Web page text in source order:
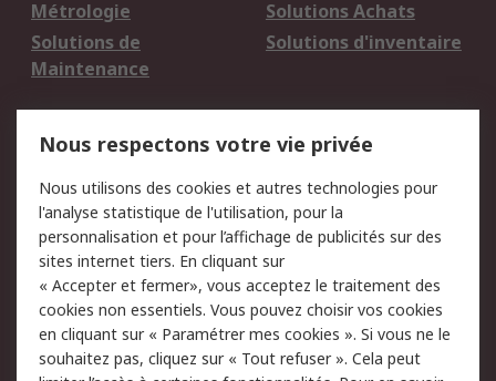
Métrologie
Solutions Achats
Solutions de
Maintenance
Solutions d'inventaire
du site
Politique de protection
des données - Mise à
jour
Sécurité des E-mails
Conditions générales
de vente
Politique anti-
corruption
Campagnes marketing
Nous respectons votre vie privée
Nous utilisons des cookies et autres technologies pour
l'analyse statistique de l'utilisation, pour la
personnalisation et pour l’affichage de publicités sur des
sites internet tiers. En cliquant sur
« Accepter et fermer», vous acceptez le traitement des
cookies non essentiels. Vous pouvez choisir vos cookies
en cliquant sur « Paramétrer mes cookies ». Si vous ne le
souhaitez pas, cliquez sur « Tout refuser ». Cela peut